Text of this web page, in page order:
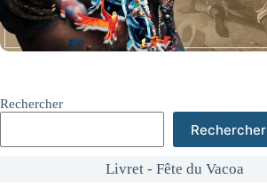
Rechercher
Rechercher
Livret - Fête du Vacoa